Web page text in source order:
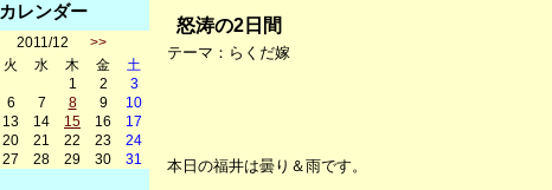
怒涛の2日間
テーマ： らくだ嫁
本日の福井は曇り＆雨です。
カレンダー
2011/12 >>
火 水 木 金
土
1
2
3
6 7 8 9
10
13 14 15 16
17
20 21 22 23
24
27 28 29 30 31